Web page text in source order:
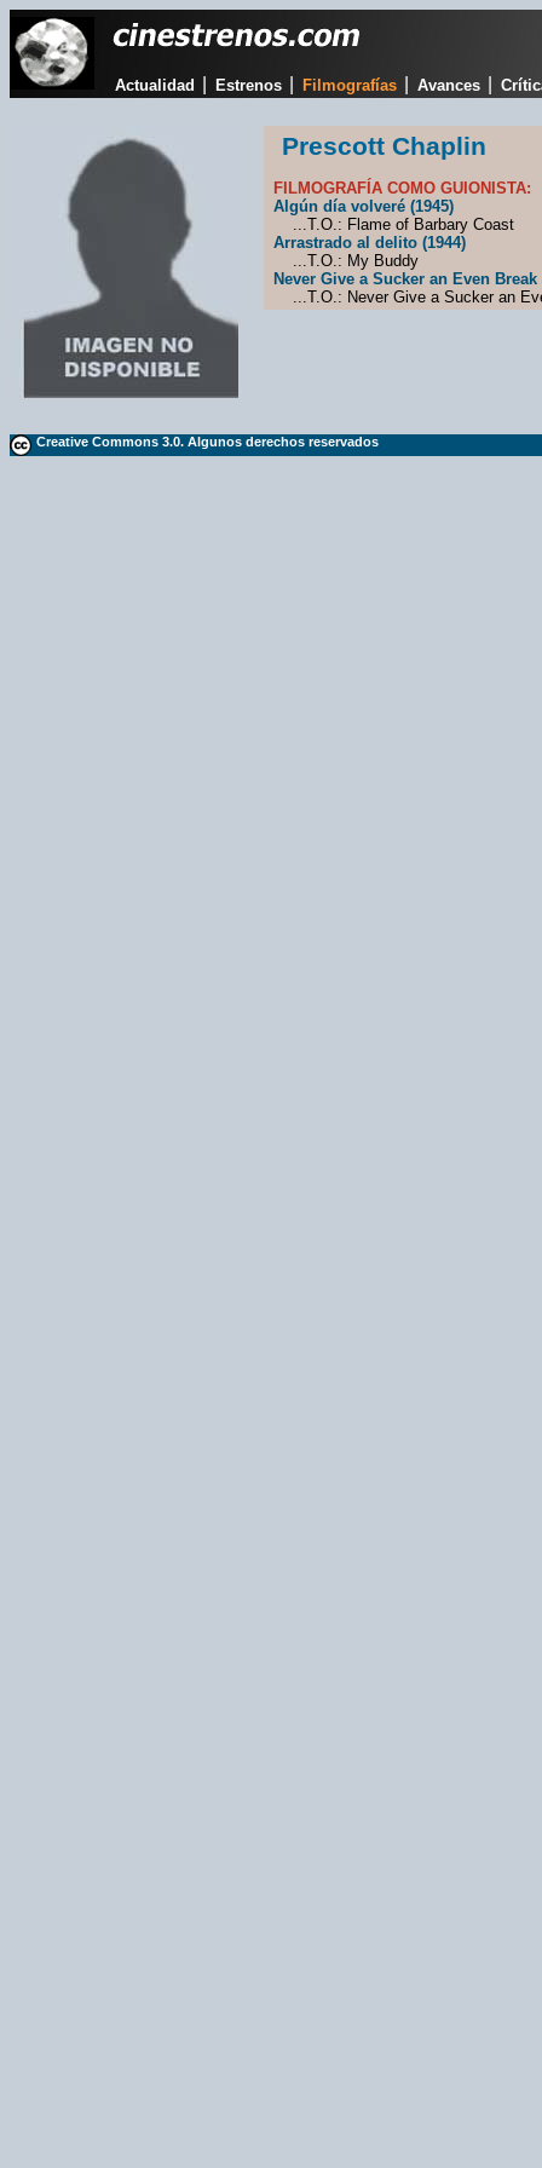
Actualidad Estrenos Filmografías Avances
Prescott Chaplin
FILMOGRAFÍA COMO GUIONISTA:
Algún día volveré (1945)
...T.O.: Flame of Barbary Coast
Arrastrado al delito (1944)
...T.O.: My Buddy
Never Give a Sucker an Even Break
...T.O.: Never Give a Sucker an
Creative Commons 3.0. Algunos derechos reservados